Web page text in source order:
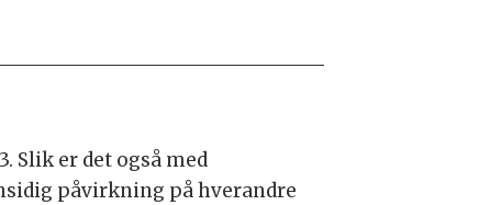
Slik er det også med
påvirkning på hverandre